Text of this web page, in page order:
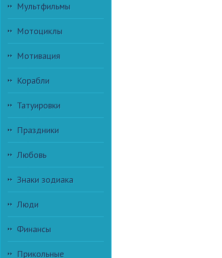
Мультфильмы
Мотоциклы
Мотивация
Корабли
Татуировки
Праздники
Любовь
Знаки зодиака
Люди
Финансы
Прикольные